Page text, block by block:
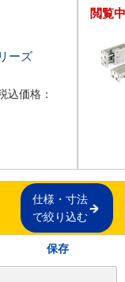
ーズ
込価格：
閲覧
仕様・寸法
で絞り込む
保存